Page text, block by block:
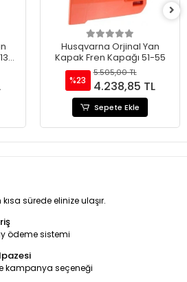
Husqvarna Orjinal Yan
Kapak Fren Kapağı 51-55
%23
5.505,00 TL
4.238,85 TL
Sepete Ekle
sürede elinize ulaşır.
ödeme sistemi
kampanya seçeneği